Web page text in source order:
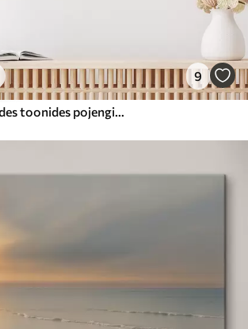
9
Abstraktne roosades toonides pojengide kimp